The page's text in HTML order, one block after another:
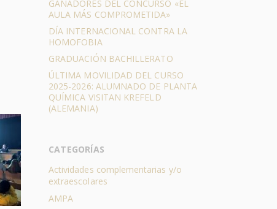
GANADORES DEL CONCURSO «EL
AULA MÁS COMPROMETIDA»
DÍA INTERNACIONAL CONTRA LA
HOMOFOBIA
GRADUACIÓN BACHILLERATO
ÚLTIMA MOVILIDAD DEL CURSO
2025-2026: ALUMNADO DE PLANTA
QUÍMICA VISITAN KREFELD
(ALEMANIA)
CATEGORÍAS
Actividades complementarias y/o
extraescolares
AMPA